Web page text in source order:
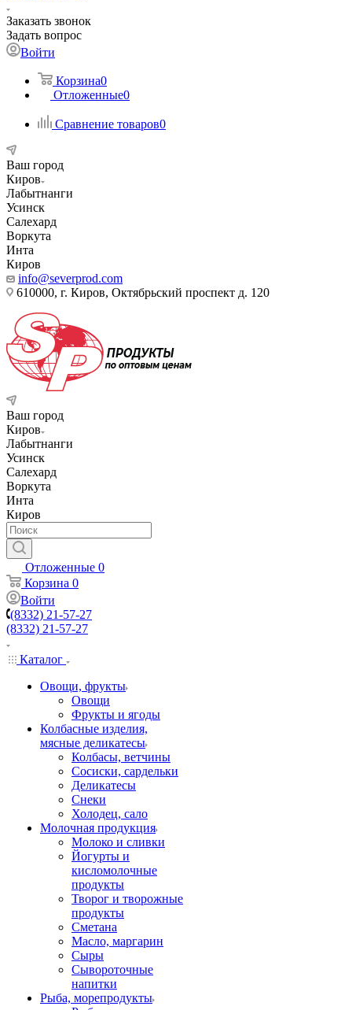
Заказать звонок
Задать вопрос
Войти
Корзина0
Отложенные0
Сравнение товаров0
Ваш город
Киров
Лабытнанги
Усинск
Салехард
Воркута
Инта
Киров
info@severprod.com
610000, г. Киров, Октябрьский проспект д. 120
Ваш город
Киров
Лабытнанги
Усинск
Салехард
Воркута
Инта
Киров
Отложенные 0
Корзина 0
Войти
(8332) 21-57-27
(8332) 21-57-27
Каталог
Овощи, фрукты
Овощи
Фрукты и ягоды
Колбасные изделия,
мясные деликатесы
Колбасы, ветчины
Сосиски, сардельки
Деликатесы
Снеки
Холодец, сало
Молочная продукция
Молоко и сливки
Йогурты и
кисломолочные
продукты
Творог и творожные
продукты
Сметана
Масло, маргарин
Сыры
Сывороточные
напитки
Рыба, морепродукты